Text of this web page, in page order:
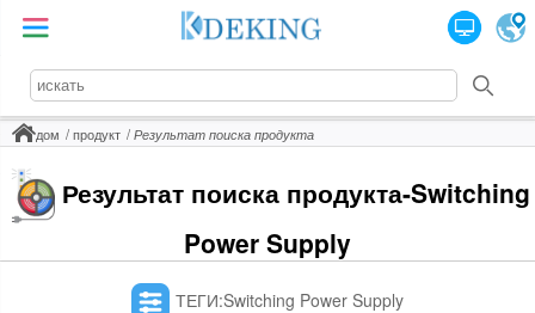
дом продукт Результат поиска продукта
Результат поиска продукта-Switching
Power Supply
ТЕГИ:Switching Power Supply